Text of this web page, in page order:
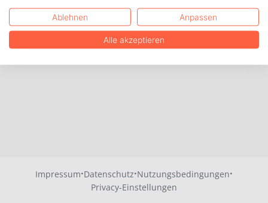
Impressum·Datenschutz·Nutzungsbedingungen·
Privacy-Einstellungen
Ablehnen Anpassen
Alle akzeptieren